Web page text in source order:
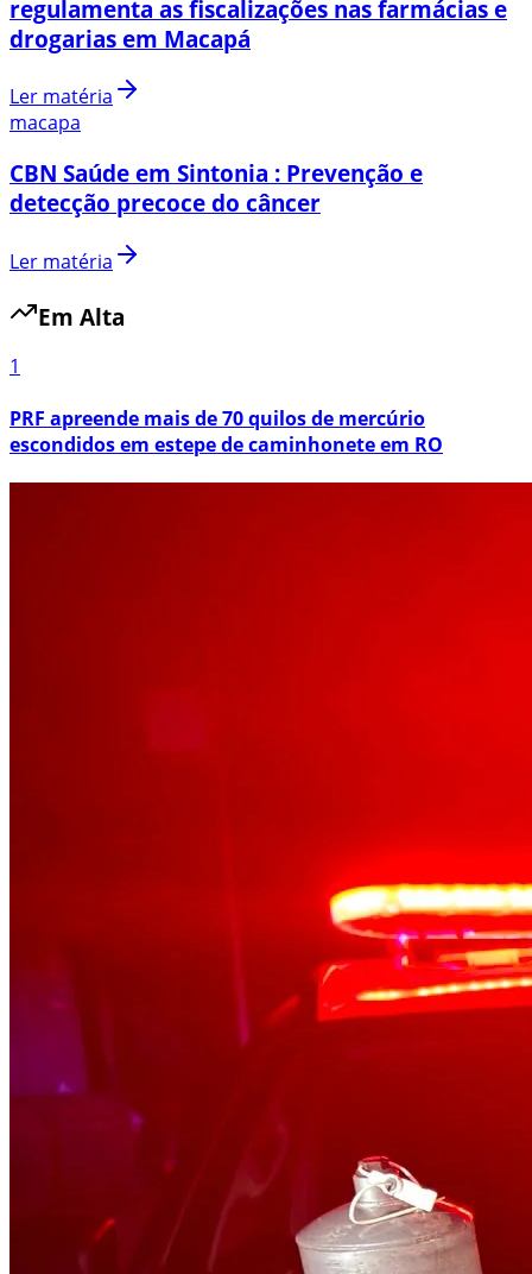
regulamenta as fiscalizações nas farmácias e
drogarias em Macapá
Ler matéria
macapa
CBN Saúde em Sintonia : Prevenção e
detecção precoce do câncer
Ler matéria
Em Alta
1
PRF apreende mais de 70 quilos de mercúrio
escondidos em estepe de caminhonete em RO